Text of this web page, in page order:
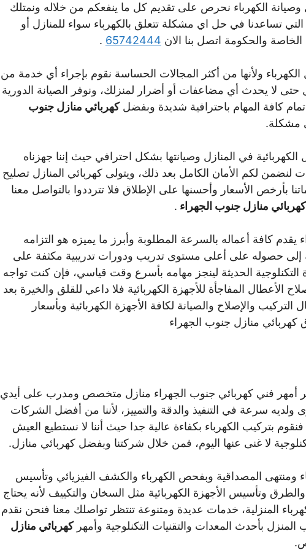
الكهرباء نحرص على تقديم كل ما ينفعكم من خلاله ونمتلك
التي تساعدنا في حل اي مشكلة تتعلق بالكهرباء سواء للمنازل أو
والحكومة اتصل بنا الان 65742444
.
ولأنها من أكثر المجالات الحساسة نقوم بإجراء أي خدمة من
حتى لا يحدث أي مضاعفات أو أضرار لمنزلك، ونوفر الصيانة الدورية
كافة المهام باحترافية شديدة وبفضلكهربائي منازل جنوب
مشكلة.
في المنازل وصيانتها بشكل احترافي حيث إننا جهزناه
لنضمن لكم الأمان الكامل بعد ذلك، ويتولى كهربائي المنازل تصليح
بأرخص الأسعار وأحسنها على الإطلاق فلا تترددوا بالتواصل معنا
كهربائي منازل جنوب الجهراء .
كافة أعماله بالسرعة المطلوبة وأبرز ما يميزه هو التزامه
إلى حصوله على أعلى مستوى تدريب ودورات تدريبية مكثفة على
الحديثة لينجز مهامه بأسرع وقت قياسي، فإن كنت تواجه
المفاجأة للأجهزة الكهربائية فلا داعي للقلق والخيرة بعد
والإصلاح والصيانة لكافة الأجهزة الكهربائية وبأسعار
كهربائي منازل جنوب الجهراء
أمهر فني كهربائي جنوب الجهراء منازل متخصص ومدرب على أيدي
سرعة في التنفيذ والدقة والتمييز، لأننا من أفضل الشركات
بتركيب الكهرباء بكفاءة عالية جدا حيث أننا لا نستطيع العيش
لا غنى عنها اليوم، فمن خلال شركتنا وبفضل كهربائي منازل.
ومنتهى المصداقية وبفحص الكهرباء والكشف الفيزيائي وتأسيس
وتأسيس الأجهزة الكهربائية مثل السخان والتكييف لأنه يحتاج
المنزلية، خدمات عديدة ومتنوعة تنتظر تواصلك معنا فنحن نقدم
كهربائي منازل